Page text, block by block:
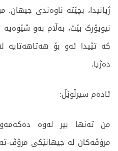
ژیانیدا، بچێتە ناوەندی جیهان.
نیویۆرک بێت، بەڵام بەو
کە تێیدا ئەو بۆ هەتاهەتایە
دەژیا.
ئادەم سیرڵوێڵ:
من تەنها بیر لەوە
مرۆڤەکان لە جیهانێکی مرۆڤ-